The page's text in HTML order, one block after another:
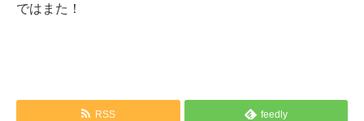
ではまた！
RSS feedly